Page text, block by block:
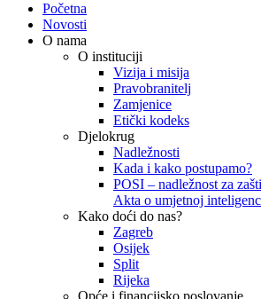
Početna
Novosti
O nama
O instituciji
Vizija i misija
Pravobranitelj
Zamjenice
Etički kodeks
Djelokrug
Nadležnosti
Kada i kako postupamo?
POSI – nadležnost za
Akta o umjetnoj
Kako doći do nas?
Zagreb
Osijek
Split
Rijeka
Opće i financijsko poslovanje